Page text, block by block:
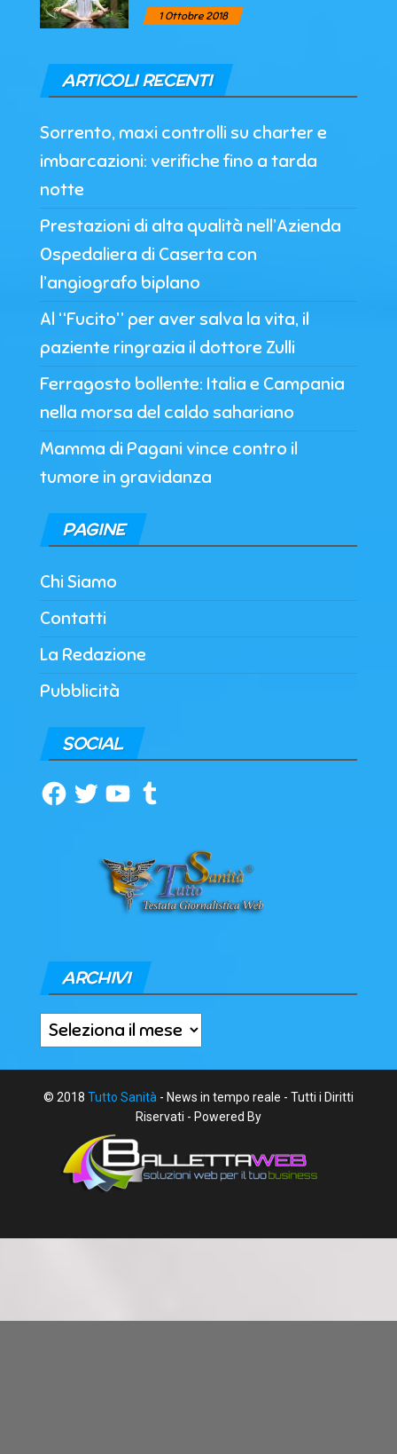
1 Ottobre 2018
ARTICOLI RECENTI
Sorrento, maxi controlli su charter e
imbarcazioni: verifiche fino a tarda
notte
Prestazioni di alta qualità nell’Azienda
Ospedaliera di Caserta con
l’angiografo biplano
Al “Fucito” per aver salva la vita, il
paziente ringrazia il dottore Zulli
Ferragosto bollente: Italia e Campania
nella morsa del caldo sahariano
Mamma di Pagani vince contro il
tumore in gravidanza
PAGINE
Chi Siamo
Contatti
La Redazione
Pubblicità
SOCIAL
Facebook
TwitterYouTubeTumblr
ARCHIVI
Archivi
© 2018 Tutto Sanità - News in tempo reale - Tutti i Diritti
Riservati - Powered By